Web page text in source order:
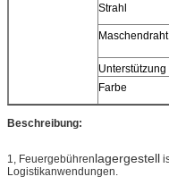
Strahl
Maschendraht
Unterstützung
Farbe
Beschreibung:
1, Feuergebührenlagergestell
Logistikanwendungen.